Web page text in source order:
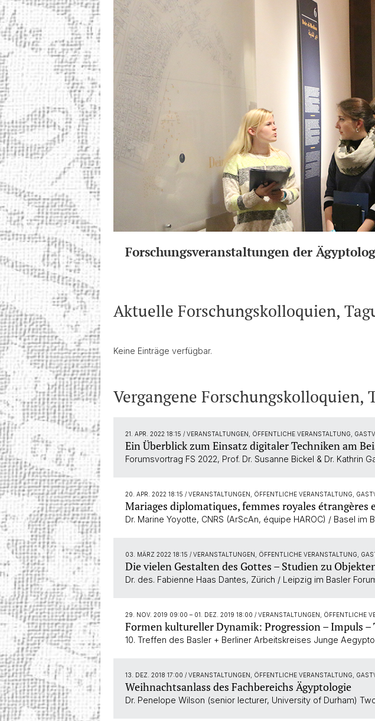
Forschungsveranstaltungen der
Aktuelle Forschungskolloquien,
Keine Einträge verfügbar.
Vergangene Forschungskolloquien,
21. APR. 2022 18:15 / VERANSTALTUNGEN, ÖFFENTLICHE VERANSTALTUNG,
Ein Überblick zum Einsatz digitaler Techniken am
Forumsvortrag FS 2022, Prof. Dr. Susanne Bickel & Dr. Kathrin
20. APR. 2022 18:15 / VERANSTALTUNGEN, ÖFFENTLICHE VERANSTALTUNG,
Mariages diplomatiques, femmes royales étrangères
Dr. Marine Yoyotte, CNRS (ArScAn, équipe HAROC) / Basel
03. MÄRZ 2022 18:15 / VERANSTALTUNGEN, ÖFFENTLICHE VERANSTALTUNG,
Die vielen Gestalten des Gottes – Studien zu
Dr. des. Fabienne Haas Dantes, Zürich / Leipzig im Basler
29. NOV. 2019 09:00 – 01. DEZ. 2019 18:00 / VERANSTALTUNGEN, ÖFFENTLICHE
Formen kultureller Dynamik: Progression – Impuls
10. Treffen des Basler + Berliner Arbeitskreises Junge
13. DEZ. 2018 17:00 / VERANSTALTUNGEN, ÖFFENTLICHE VERANSTALTUNG,
Weihnachtsanlass des Fachbereichs Ägyptologie
Dr. Penelope Wilson (senior lecturer, University of Durham)